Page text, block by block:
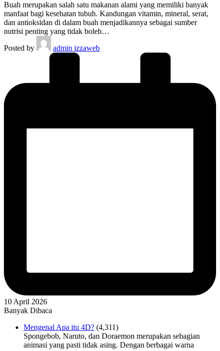
Buah merupakan salah satu makanan alami yang memiliki banyak
manfaat bagi kesehatan tubuh. Kandungan vitamin, mineral, serat,
dan antioksidan di dalam buah menjadikannya sebagai sumber
nutrisi penting yang tidak boleh…
Posted by
admin izzaweb
10 April 2026
Banyak Dibaca
Mengenal Apa itu 4D? (4,311)
Spongebob, Naruto, dan Doraemon merupakan sebagian
animasi yang pasti tidak asing. Dengan berbagai warna